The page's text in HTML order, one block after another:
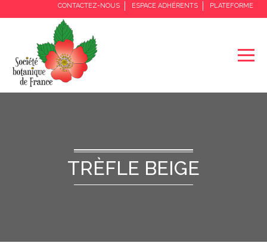
CONTACTEZ-NOUS ESPACE ADHÉRENTS PLATEFORME
TRÈFLE BEIGE